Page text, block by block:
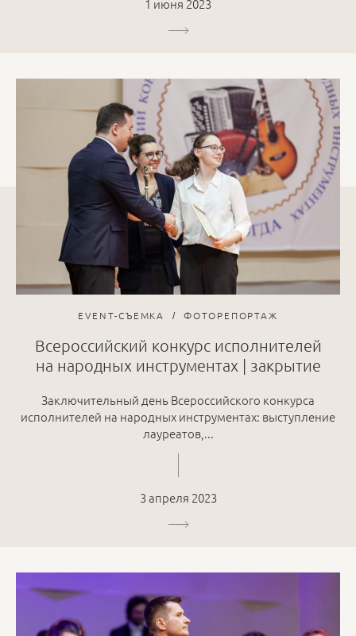
EVENT-СЪЕМКА ФОТОРЕПОРТАЖ
Всероссийский конкурс исполнителей
на народных инструментах | закрытие
Заключительный день Всероссийского конкурса
исполнителей на народных инструментах: выступление
лауреатов,...
3 апреля 2023